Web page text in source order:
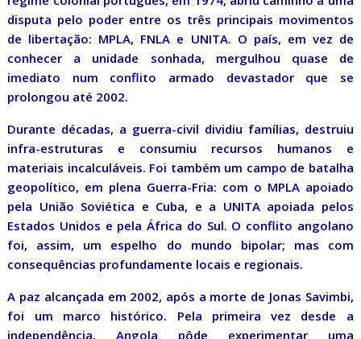
disputa pelo poder entre os três principais movimentos
de libertação: MPLA, FNLA e UNITA. O país, em vez de
conhecer a unidade sonhada, mergulhou quase de
imediato num conflito armado devastador que se
prolongou até 2002.
Durante décadas, a guerra-civil dividiu famílias, destruiu
infra-estruturas e consumiu recursos humanos e
materiais incalculáveis. Foi também um campo de batalha
geopolítico, em plena Guerra-Fria: com o MPLA apoiado
pela União Soviética e Cuba, e a UNITA apoiada pelos
Estados Unidos e pela África do Sul. O conflito angolano
foi, assim, um espelho do mundo bipolar; mas com
consequências profundamente locais e regionais.
A paz alcançada em 2002, após a morte de Jonas Savimbi,
foi um marco histórico. Pela primeira vez desde a
independência, Angola pôde experimentar uma